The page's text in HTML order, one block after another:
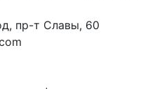
пр-т Славы, 60